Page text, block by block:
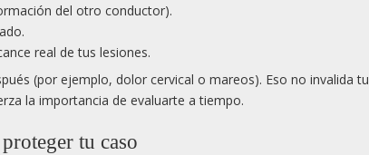
del otro conductor).
real de tus lesiones.
(por ejemplo, dolor cervical o mareos). Eso no invalida
la importancia de evaluarte a tiempo.
tu caso